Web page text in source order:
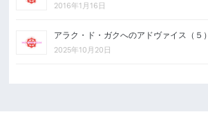
2016年1月16日
アラク・ド・ガクへのアドヴァイス（５）
2025年10月20日